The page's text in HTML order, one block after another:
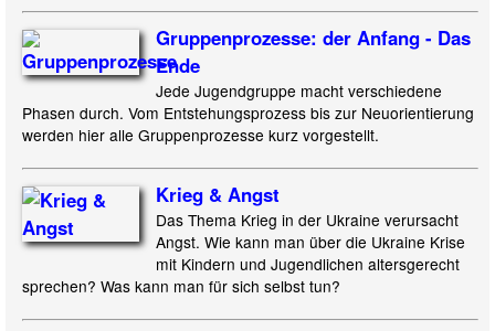
Gruppenprozesse: der Anfang - Das
Ende
Jede Jugendgruppe macht verschiedene
Phasen durch. Vom Entstehungsprozess bis zur Neuorientierung
werden hier alle Gruppenprozesse kurz vorgestellt.
Krieg & Angst
Das Thema Krieg in der Ukraine verursacht
Angst. Wie kann man über die Ukraine Krise
mit Kindern und Jugendlichen altersgerecht
sprechen? Was kann man für sich selbst tun?